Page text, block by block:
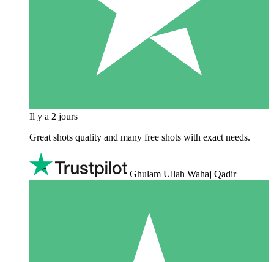
Il y a 2 jours
Great shots quality and many free shots with exact needs.
Ghulam Ullah Wahaj Qadir